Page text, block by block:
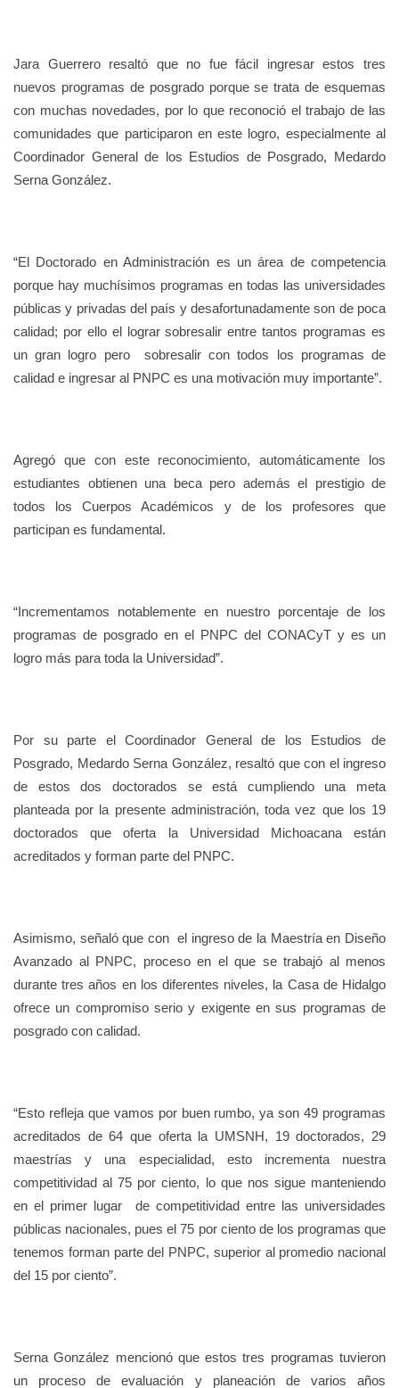
Jara Guerrero resaltó que no fue fácil ingresar estos tres
nuevos programas de posgrado porque se trata de esquemas
con muchas novedades, por lo que reconoció el trabajo de las
comunidades que participaron en este logro, especialmente al
Coordinador General de los Estudios de Posgrado, Medardo
Serna González.
“El Doctorado en Administración es un área de competencia
porque hay muchísimos programas en todas las universidades
públicas y privadas del país y desafortunadamente son de poca
calidad; por ello el lograr sobresalir entre tantos programas es
un gran logro pero sobresalir con todos los programas de
calidad e ingresar al PNPC es una motivación muy importante”.
Agregó que con este reconocimiento, automáticamente los
estudiantes obtienen una beca pero además el prestigio de
todos los Cuerpos Académicos y de los profesores que
participan es fundamental.
“Incrementamos notablemente en nuestro porcentaje de los
programas de posgrado en el PNPC del CONACyT y es un
logro más para toda la Universidad”.
Por su parte el Coordinador General de los Estudios de
Posgrado, Medardo Serna González, resaltó que con el ingreso
de estos dos doctorados se está cumpliendo una meta
planteada por la presente administración, toda vez que los 19
doctorados que oferta la Universidad Michoacana están
acreditados y forman parte del PNPC.
Asimismo, señaló que con el ingreso de la Maestría en Diseño
Avanzado al PNPC, proceso en el que se trabajó al menos
durante tres años en los diferentes niveles, la Casa de Hidalgo
ofrece un compromiso serio y exigente en sus programas de
posgrado con calidad.
“Esto refleja que vamos por buen rumbo, ya son 49 programas
acreditados de 64 que oferta la UMSNH, 19 doctorados, 29
maestrías y una especialidad, esto incrementa nuestra
competitividad al 75 por ciento, lo que nos sigue manteniendo
en el primer lugar de competitividad entre las universidades
públicas nacionales, pues el 75 por ciento de los programas que
tenemos forman parte del PNPC, superior al promedio nacional
del 15 por ciento”.
Serna González mencionó que estos tres programas tuvieron
un proceso de evaluación y planeación de varios años